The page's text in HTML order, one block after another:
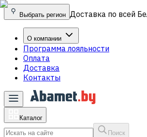
Выбрать регион Доставка по всей
О компании
Программа лояльности
Оплата
Доставка
Контакты
Каталог
Поиск